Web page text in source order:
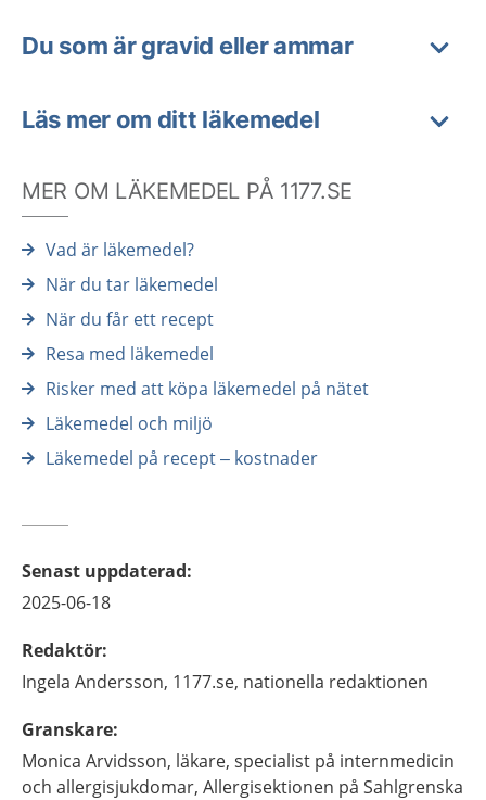
Du som är gravid eller ammar
Läs mer om ditt läkemedel
MER OM LÄKEMEDEL PÅ 1177.SE
Vad är läkemedel?
När du tar läkemedel
När du får ett recept
Resa med läkemedel
Risker med att köpa läkemedel på nätet
Läkemedel och miljö
Läkemedel på recept – kostnader
Senast uppdaterad:
2025-06-18
Redaktör:
Ingela Andersson, 1177.se, nationella redaktionen
Granskare:
Monica Arvidsson, läkare, specialist på internmedicin
och allergisjukdomar, Allergisektionen på Sahlgrenska